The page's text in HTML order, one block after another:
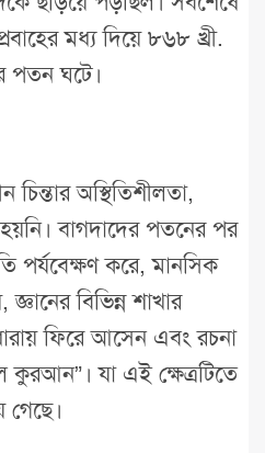
মধ্য দিয়ে ৮৬৮ খ্রী.
পতন ঘটে।
অস্থিতিশীলতা,
হয়নি। বাগদাদের পতনের পর
পর্যবেক্ষণ করে, মানসিক
জ্ঞানের বিভিন্ন শাখার
ফিরে আসেন এবং রচনা
যা এই ক্ষেত্রটিতে
গেছে।